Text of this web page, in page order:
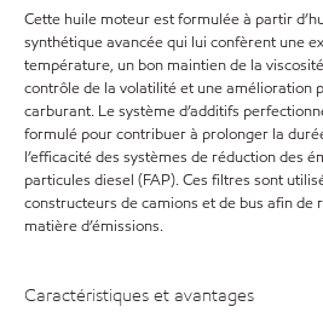
Cette huile moteur est formulée à partir
synthétique avancée qui lui confèrent une
température, un bon maintien de la
contrôle de la volatilité et une amélioration
carburant. Le système d’additifs
formulé pour contribuer à prolonger la
l’efficacité des systèmes de réduction des
particules diesel (FAP). Ces filtres sont
constructeurs de camions et de bus afin de
matière d’émissions.
Caractéristiques et avantages